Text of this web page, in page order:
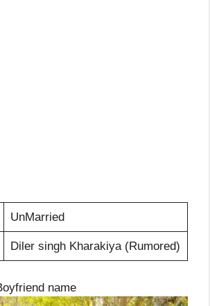
UnMarried
Diler singh Kharakiya (Rumored)
name